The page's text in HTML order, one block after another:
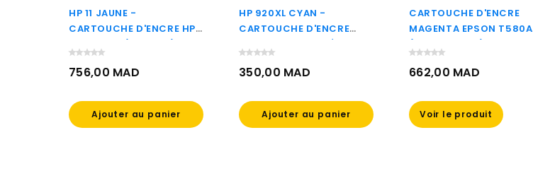
HP 11 JAUNE -
CARTOUCHE D'ENCRE HP
D'ORIGINE (C4838A)
756,00 MAD
Ajouter au panier
HP 920XL CYAN -
CARTOUCHE D'ENCRE
GRANDE CAPACITÉ HP
D'ORIGINE (CD972AE)
350,00 MAD
Ajouter au panier
CARTOUCHE D'ENCRE
MAGENTA EPSON T580A
(C13T580A00)
662,00 MAD
Voir le produit